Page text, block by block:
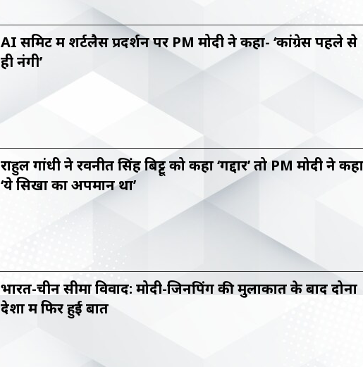
AI समिट में शर्टलैस प्रदर्शन पर PM मोदी ने कहा- ‘कांग्रेस पहले से
ही नंगी’
राहुल गांधी ने रवनीत सिंह बिट्टू को कहा ‘गद्दार’ तो PM मोदी ने
‘ये सिखों का अपमान था’
भारत-चीन सीमा विवाद: मोदी-जिनपिंग की मुलाकात के बाद दोनों
देशों में फिर हुई बात